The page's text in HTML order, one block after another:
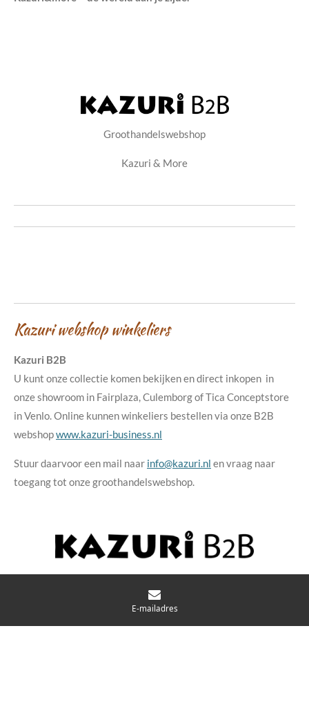
Groothandelswebshop
Kazuri & More
Kazuri webshop winkeliers
Kazuri B2B
U kunt onze collectie komen bekijken en direct inkopen in
onze showroom in Fairplaza, Culemborg of Tica Conceptstore
in Venlo. Online kunnen winkeliers bestellen via onze B2B
webshopwww.kazuri-business.nl
Stuur daarvoor een mail naar info@kazuri.nl en vraag naar
toegang tot onze groothandelswebshop.
E-mailadres